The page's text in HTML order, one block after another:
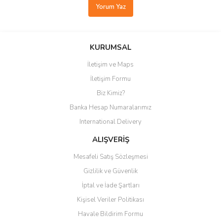
Yorum Yaz
KURUMSAL
İletişim ve Maps
İletişim Formu
Biz Kimiz?
Banka Hesap Numaralarımız
International Delivery
ALIŞVERİŞ
Mesafeli Satış Sözleşmesi
Gizlilik ve Güvenlik
İptal ve İade Şartları
Kişisel Veriler Politikası
Havale Bildirim Formu